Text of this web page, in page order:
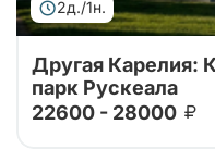
2д./1н.
Другая Карелия:
парк Рускеала
22600 - 28000